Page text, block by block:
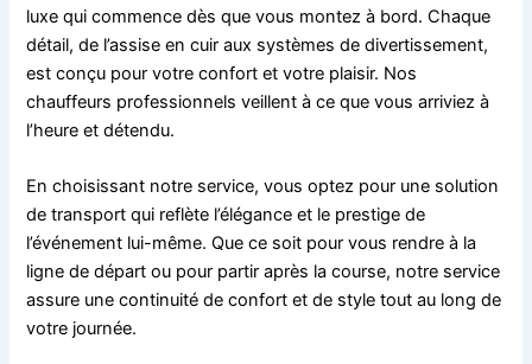
luxe qui commence dès que vous montez à bord. Chaque
détail, de l’assise en cuir aux systèmes de divertissement,
est conçu pour votre confort et votre plaisir. Nos
chauffeurs professionnels veillent à ce que vous arriviez à
l’heure et détendu.
En choisissant notre service, vous optez pour une solution
de transport qui reflète l’élégance et le prestige de
l’événement lui-même. Que ce soit pour vous rendre à la
ligne de départ ou pour partir après la course, notre service
assure une continuité de confort et de style tout au long de
votre journée.